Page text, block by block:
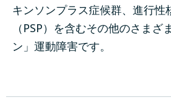
キンソンプラス症候群、進行性
（PSP）を含むその他のさまざ
ン」運動障害です。